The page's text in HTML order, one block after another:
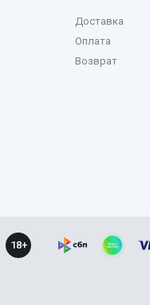
Доставка
Оплата
Возврат
18+